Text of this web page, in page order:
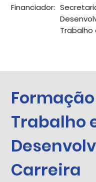
Trabalho
Financiador:
Trabalho
Carreira